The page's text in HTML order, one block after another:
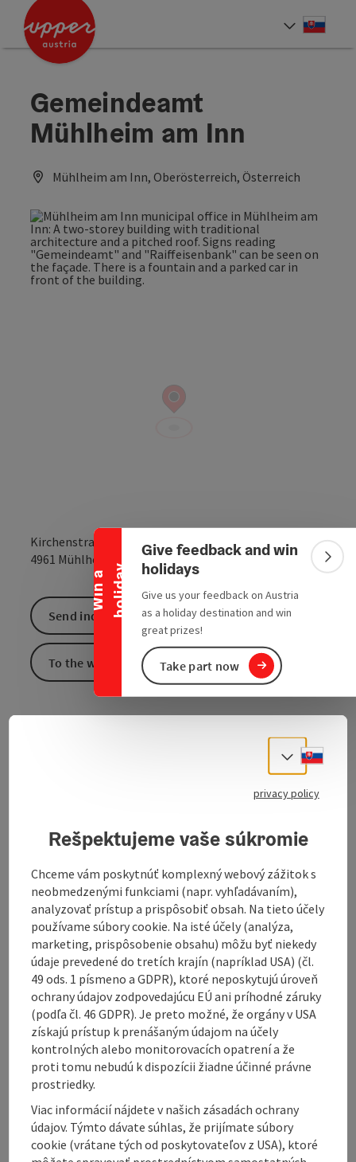
Accesskey
Accesskey
W
i
n
a
h
o
l
i
d
a y
Collapse banner
Give feedback and win
holidays
Give us your feedback on Austria
as a holiday destination and win
great prizes!
Take part now
Gemeindeamt
Mühlheim am Inn
Mühlheim am Inn, Oberösterreich, Österreich
Kirchenstraße 2/1
4961 Mühlheim am Inn open inOpen in
The banks of the Inn with its vast riparian forests and
reed banks offer ideal living conditions for hundreds of
in all its glory on a cycle tour or a walk along the
Following the "Inn Cycle Path" (from Passau to Lake
Attersee), the "Roman Cycle Path" begins in
Mühlheim am Inn and provides an insight into the life
and work of the Romans in our region.
An approx. 3-hectare, warm bathing ...
Display complete description
Contact
Opening hours
Send inquiry
To the website
Select
privacy policy
Rešpektujeme vaše súkromie
Chceme vám poskytnúť komplexný webový zážitok s
neobmedzenými funkciami (napr. vyhľadávaním),
analyzovať prístup a prispôsobiť obsah. Na tieto účely
používame súbory cookie. Na isté účely (analýza,
marketing, prispôsobenie obsahu) môžu byť niekedy
údaje prevedené do tretích krajín (napríklad USA) (čl.
49 ods. 1 písmeno a GDPR), ktoré neposkytujú úroveň
ochrany údajov zodpovedajúcu EÚ ani príhodné záruky
(podľa čl. 46 GDPR). Je preto možné, že orgány v USA
získajú prístup k prenášaným údajom na účely
kontrolných alebo monitorovacích opatrení a že
proti tomu nebudú k dispozícii žiadne účinné právne
prostriedky.
Viac informácií nájdete v našich zásadách ochrany
údajov. Týmto dávate súhlas, že prijímate súbory
cookie (vrátane tých od poskytovateľov z USA), ktoré